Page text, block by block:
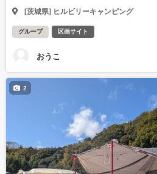
[茨城県] ヒルビリーキャンピング
グループ 区画サイト
おうこ
2